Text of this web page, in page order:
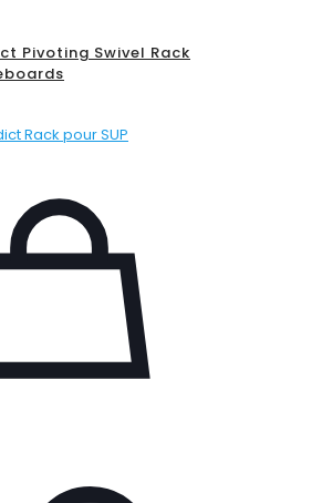
Pivoting Swivel Rack